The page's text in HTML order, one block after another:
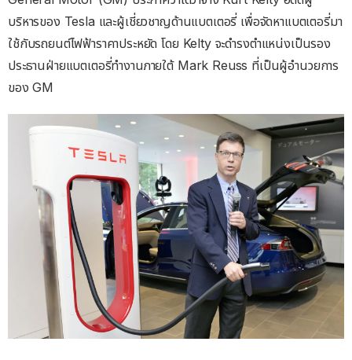
บริหารของ Tesla และผู้เชี่ยวชาญด้านแบตเตอรี่ เพื่อจัดหาแบตเตอรี่มา
ใช้กับรถยนต์ไฟฟ้าราคาประหยัด โดย Kelty จะดำรงตำแหน่งเป็นรอง
ประธานฝ่ายแบตเตอรี่ทำงานภายใต้ Mark Reuss ที่เป็นผู้อำนวยการ
ของ GM